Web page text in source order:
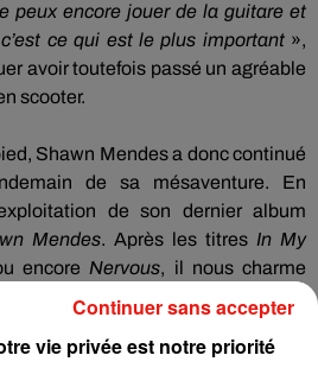
peux encore jouer de la guitare et
ce qui est le plus important»,
avoir toutefois passé un agréable
scooter.
Shawn Mendes a donc continué
de sa mésaventure.
En
de son dernier album
Mendes. Après les titres In My
encore Nervous, il nous charme
en duo avec le chanteur Khalid.
vie privée est notre priorité
Continuer sans accepter